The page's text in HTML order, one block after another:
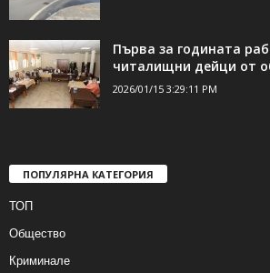
Първа за годината
читалищни дейци от
2026/01/15 3:29:11 PM
ПОПУЛЯРНА КАТЕГОРИЯ
ТОП
Общество
Криминале